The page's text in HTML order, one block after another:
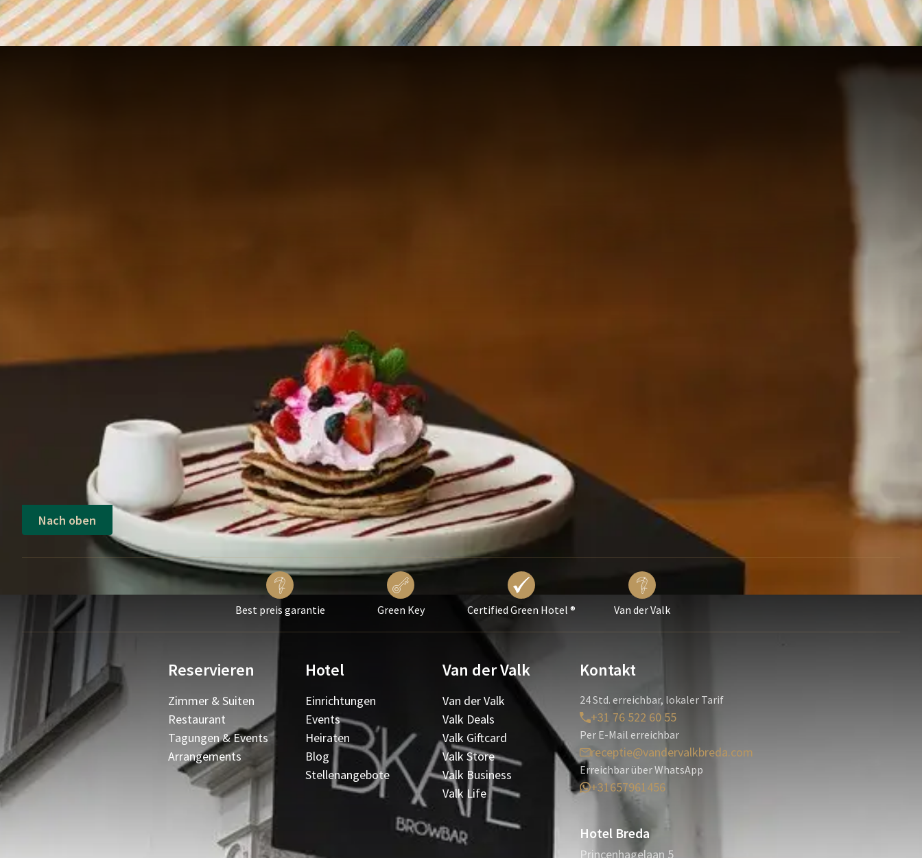
Nach oben
Best preis garantie Green Key Certified Green Hotel ® Van der Valk
Reservieren
Zimmer & Suiten
Restaurant
Tagungen & Events
Arrangements
Hotel
Einrichtungen
Events
Heiraten
Blog
Stellenangebote
Van der Valk
Van der Valk
Valk Deals
Valk Giftcard
Valk Store
Valk Business
Valk Life
Kontakt
24 Std. erreichbar, lokaler Tarif
+31 76 522 60 55
Per E-Mail erreichbar
receptie@vandervalkbreda.com
Erreichbar über WhatsApp
+31657961456
Hotel Breda
Princenhagelaan 5